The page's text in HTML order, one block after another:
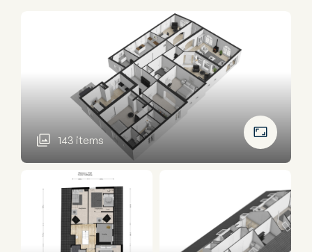
143 items